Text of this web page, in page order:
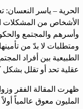
الحرية – ياسر النعسان:
الأشخاص من المشكلات
وأسرهم والمجتمع
ومتطلبات لا بدّ من
الطبيعية بين أفراد
عقلية تحد أو تقلل
ظهرت المقالة الفقر
المليون معوق عالمياً